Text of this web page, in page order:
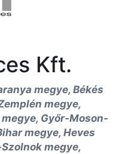
Kft.
megye, Békés
megye,
Győr-Moson-
megye, Heves
megye,